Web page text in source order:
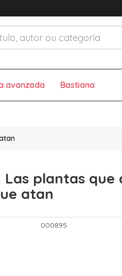
avanzada Bastiana
Las plantas que
atan
000895